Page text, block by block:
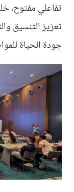
تفاعلي مفتوح،
تعزيز التنسيق
جودة الحياة